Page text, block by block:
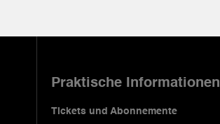
Praktische Informationen
Tickets und Abonnemente